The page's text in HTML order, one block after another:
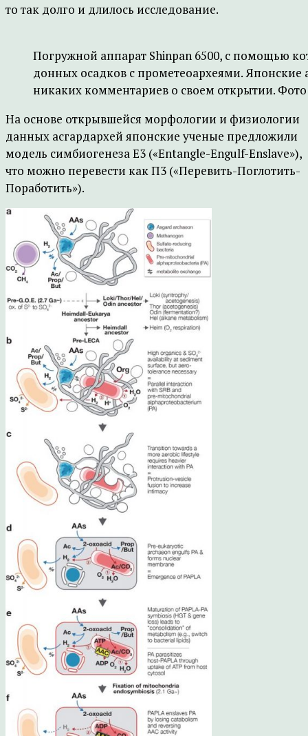
то так долго и длилось исследование.
Погружной аппарат Shinpan 6500, с помощью
донных осадков с прометеоархеями. Японские
никаких комментариев о своем открытии.
На основе открывшейся морфологии и физиологии
данных асгардархей японские ученые предложили
модель симбиогенеза E3 («Entangle-Engulf-Enslave»),
что можно перевести как П3 («Перевить-Поглотить-
Поработить»).